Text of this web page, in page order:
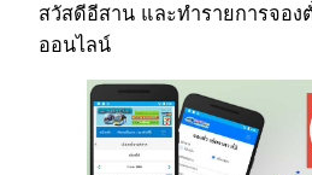
สวัสดีอีสาน และทำรายการจอง
ออนไลน์